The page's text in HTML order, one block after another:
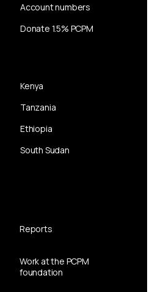
Account numbers
Donate 1.5% PCPM
Kenya
Tanzania
Ethiopia
South Sudan
Reports
Work at the PCPM
foundation